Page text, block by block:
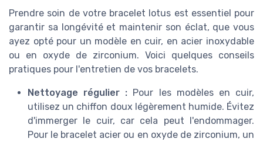
Prendre soin de votre bracelet lotus est essentiel pour
garantir sa longévité et maintenir son éclat, que vous
ayez opté pour un modèle en cuir, en acier inoxydable
ou en oxyde de zirconium. Voici quelques conseils
pratiques pour l'entretien de vos bracelets.
Nettoyage régulier : Pour les modèles en cuir,
utilisez un chiffon doux légèrement humide. Évitez
d'immerger le cuir, car cela peut l'endommager.
Pour le bracelet acier ou en oxyde de zirconium, un